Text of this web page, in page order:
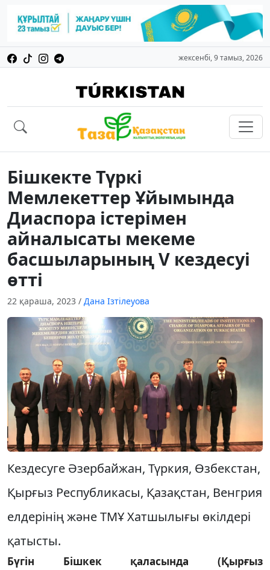
жексенбі, 9 тамыз, 2026
Бішкекте Түркі
Мемлекеттер Ұйымында
Диаспора істерімен
айналысаты мекеме
басшыларының V кездесуі
өтті
22 қараша, 2023 / Дана Ізтілеуова
Кездесуге Әзербайжан, Түркия, Өзбекстан,
Қырғыз Республикасы, Қазақстан, Венгрия
елдерінің және ТМҰ Хатшылығы өкілдері
қатысты.
Бүгін Бішкек қаласында (Қырғыз